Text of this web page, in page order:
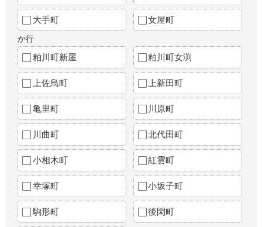
大手町 女屋町
か行
粕川町新屋 粕川町女渕
上佐鳥町 上新田町
亀里町 川原町
川曲町 北代田町
小相木町 紅雲町
幸塚町 小坂子町
駒形町 後閑町